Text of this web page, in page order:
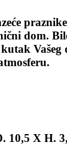
dom.
Vašeg
10,5 X H.